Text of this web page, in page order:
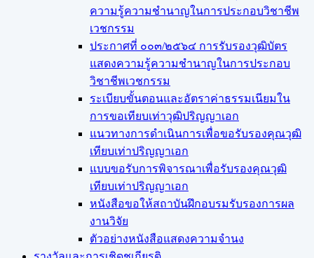
ความรู้ความชำนาญในการประกอบวิชาชีพ
เวชกรรม
ประกาศที่ ๐๐๓/๒๕๖๔ การรับรองวุฒิบัตร
แสดงความรู้ความชำนาญในการประกอบ
วิชาชีพเวชกรรม
ระเบียบขั้นตอนและอัตราค่าธรรมเนียมใน
การขอเทียบเท่าวุฒิปริญญาเอก
แนวทางการดำเนินการเพื่อขอรับรองคุณวุฒิ
เทียบเท่าปริญญาเอก
แบบขอรับการพิจารณาเพื่อรับรองคุณวุฒิ
เทียบเท่าปริญญาเอก
หนังสือขอให้สถาบันฝึกอบรมรับรองการผล
งานวิจัย
ตัวอย่างหนังสือแสดงความจำนง